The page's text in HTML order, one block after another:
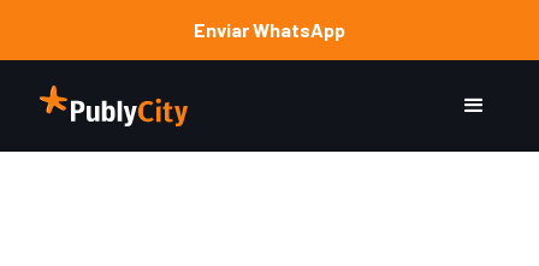
Enviar WhatsApp